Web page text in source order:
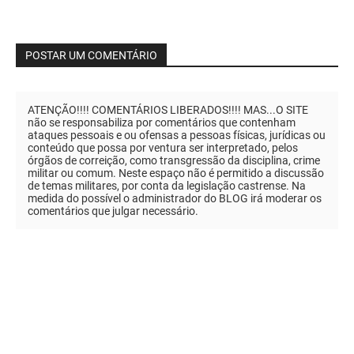
POSTAR UM COMENTÁRIO
ATENÇÃO!!!! COMENTÁRIOS LIBERADOS!!!! MAS...O SITE
não se responsabiliza por comentários que contenham
ataques pessoais e ou ofensas a pessoas físicas, jurídicas ou
conteúdo que possa por ventura ser interpretado, pelos
órgãos de correição, como transgressão da disciplina, crime
militar ou comum. Neste espaço não é permitido a discussão
de temas militares, por conta da legislação castrense. Na
medida do possível o administrador do BLOG irá moderar os
comentários que julgar necessário.